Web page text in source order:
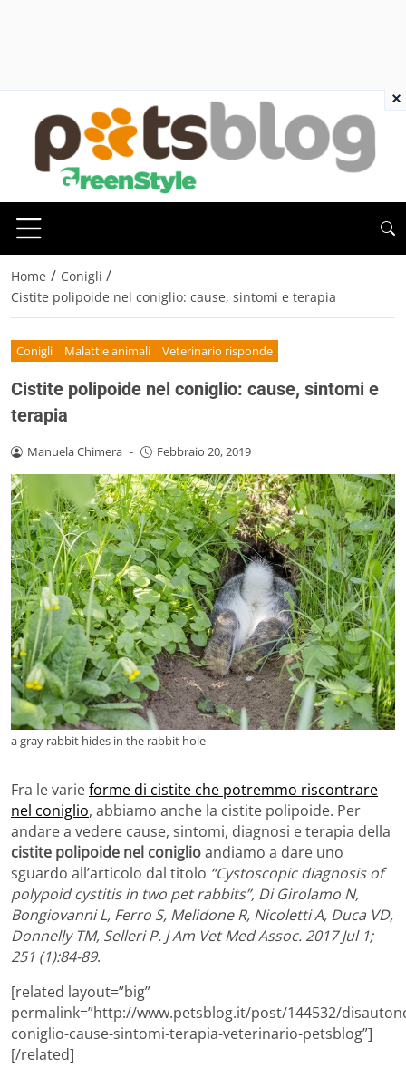
Home / Conigli /
Cistite polipoide nel coniglio: cause, sintomi e terapia
Conigli Malattie animali Veterinario risponde
Cistite polipoide nel coniglio: cause, sintomi e
terapia
Manuela Chimera - Febbraio 20, 2019
a gray rabbit hides in the rabbit hole
Fra le varieforme di cistite che potremmo riscontrare
nel coniglio, abbiamo anche la cistite polipoide. Per
andare a vedere cause, sintomi, diagnosi e terapia della
cistite polipoide nel coniglioandiamo a dare uno
sguardo all’articolo dal titolo “Cystoscopic diagnosis of
polypoid cystitis in two pet rabbits”, Di Girolamo N,
Bongiovanni L, Ferro S, Melidone R, Nicoletti A, Duca VD,
Donnelly TM, Selleri P. J Am Vet Med Assoc. 2017 Jul 1;
251 (1):84-89.
[related layout=”big”
permalink=”http://www.petsblog.it/post/144532/
coniglio-cause-sintomi-terapia-veterinario-petsblog”]
[/related]
×